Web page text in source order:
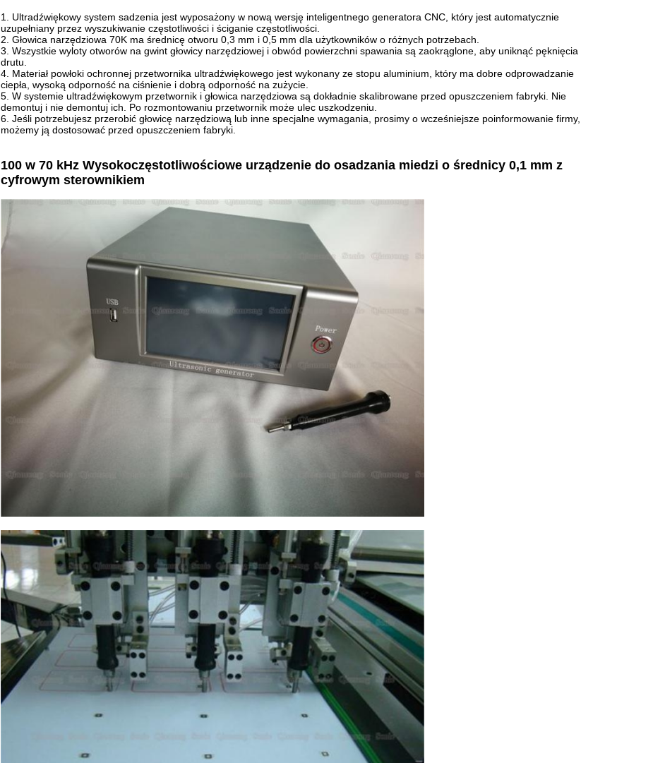
1. Ultradźwiękowy system sadzenia jest wyposażony w nową wersję inteligentnego generatora CNC, który jest automatycznie
uzupełniany przez wyszukiwanie częstotliwości i ściganie częstotliwości.
2. Głowica narzędziowa 70K ma średnicę otworu 0,3 mm i 0,5 mm dla użytkowników o różnych potrzebach.
3. Wszystkie wyloty otworów na gwint głowicy narzędziowej i obwód powierzchni spawania są zaokrąglone, aby uniknąć pęknięcia
drutu.
4. Materiał powłoki ochronnej przetwornika ultradźwiękowego jest wykonany ze stopu aluminium, który ma dobre odprowadzanie
ciepła, wysoką odporność na ciśnienie i dobrą odporność na zużycie.
5. W systemie ultradźwiękowym przetwornik i głowica narzędziowa są dokładnie skalibrowane przed opuszczeniem fabryki. Nie
demontuj i nie demontuj ich.
Po rozmontowaniu przetwornik może ulec uszkodzeniu.
6. Jeśli potrzebujesz przerobić głowicę narzędziową lub inne specjalne wymagania, prosimy o wcześniejsze poinformowanie firmy,
możemy ją dostosować przed opuszczeniem fabryki.
100 w 70 kHz Wysokoczęstotliwościowe urządzenie do osadzania miedzi o średnicy 0,1 mm z
cyfrowym sterownikiem